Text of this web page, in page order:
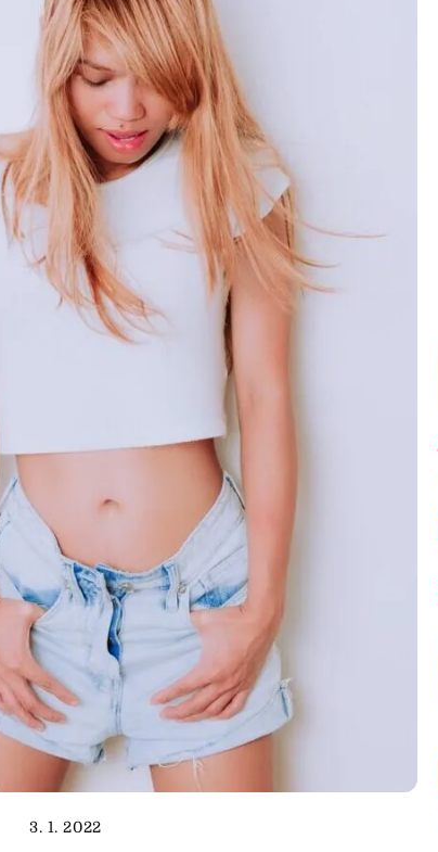
3. 1. 2022